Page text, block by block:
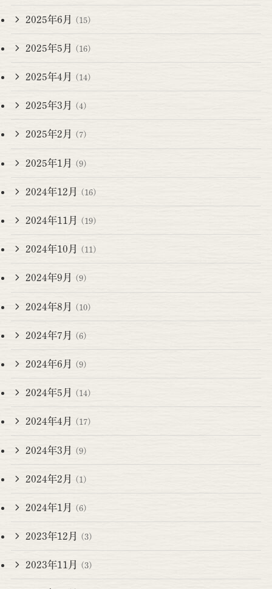
2025年6月 (15)
2025年5月 (16)
2025年4月 (14)
2025年3月 (4)
2025年2月 (7)
2025年1月 (9)
2024年12月 (16)
2024年11月 (19)
2024年10月 (11)
2024年9月 (9)
2024年8月 (10)
2024年7月 (6)
2024年6月 (9)
2024年5月 (14)
2024年4月 (17)
2024年3月 (9)
2024年2月 (1)
2024年1月 (6)
2023年12月 (3)
2023年11月 (3)